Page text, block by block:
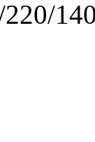
220/